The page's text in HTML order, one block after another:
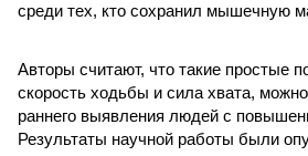
среди тех, кто сохранил мышечную
Авторы считают, что такие простые
скорость ходьбы и сила хвата,
раннего выявления людей с
Результаты научной работы были